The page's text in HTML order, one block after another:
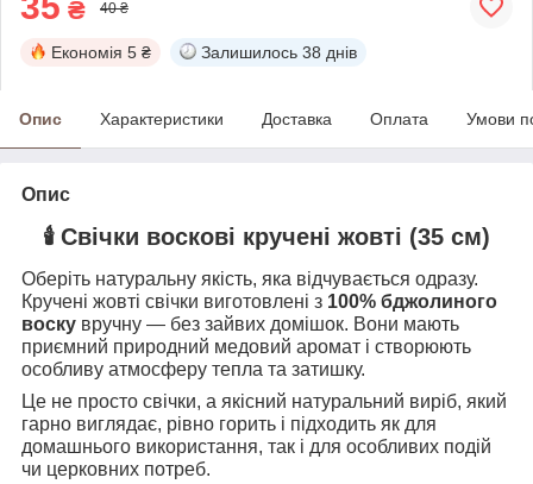
₴ 40 ₴
Економія 5 ₴ Залишилось 38 днів
Опис Характеристики Доставка Оплата Умови
Опис
🕯️ Свічки воскові кручені жовті (35 см)
Оберіть натуральну якість, яка відчувається одразу.
Кручені жовті свічки виготовлені з 100% бджолиного
воску вручну — без зайвих домішок. Вони мають
приємний природний медовий аромат і створюють
особливу атмосферу тепла та затишку.
Це не просто свічки, а якісний натуральний виріб, який
гарно виглядає, рівно горить і підходить як для
домашнього використання, так і для особливих подій
чи церковних потреб.